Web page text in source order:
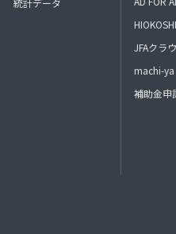
HIOKOSHI
JFAクラ
machi-ya
補助金申